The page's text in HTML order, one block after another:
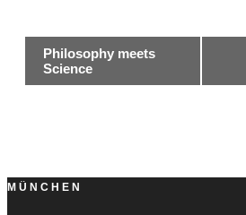
Veranstaltung-
Navigation
Philosophy meets
Science
MÜNCHEN